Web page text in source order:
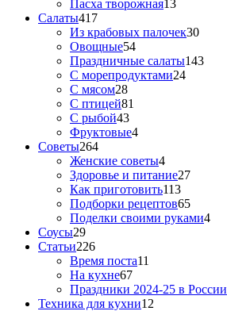
Пасха творожная13
Салаты417
Из крабовых палочек30
Овощные54
Праздничные салаты143
С морепродуктами24
С мясом28
С птицей81
С рыбой43
Фруктовые4
Советы264
Женские советы4
Здоровье и питание27
Как приготовить113
Подборки рецептов65
Поделки своими руками4
Соусы29
Статьи226
Время поста11
На кухне67
Праздники 2024-25 в России
Техника для кухни12